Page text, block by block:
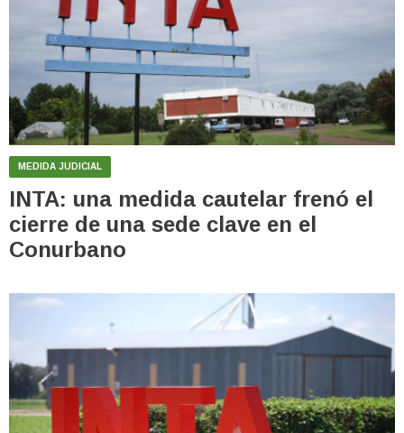
MEDIDA JUDICIAL
INTA: una medida cautelar frenó el
cierre de una sede clave en el
Conurbano